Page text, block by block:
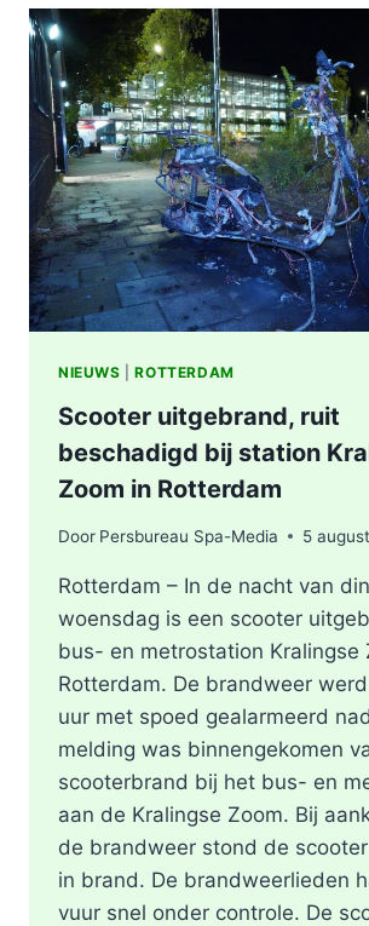
WONING
TIJDENS
WERKZAAMHEDEN
AAN
LIEVEN
DE
KEYSTRAAT
IN
ROTTERDAM
NIEUWS |ROTTERDAM
Scooter uitgebrand, ruit
beschadigd bij station
Zoom in Rotterdam
Door Persbureau Spa-Media 5
Rotterdam – In de nacht van
woensdag is een scooter
bus- en metrostation Kralingse
Rotterdam. De brandweer
uur met spoed gealarmeerd
melding was binnengekomen
scooterbrand bij het bus- en
aan de Kralingse Zoom. Bij
de brandweer stond de
in brand. De brandweerlieden
vuur snel onder controle. De